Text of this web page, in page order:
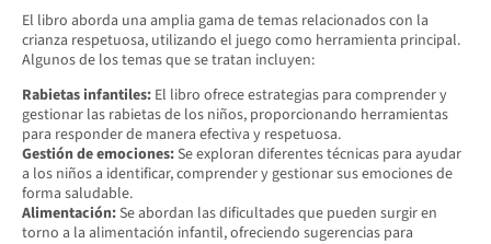
El libro aborda una amplia gama de temas relacionados con la
crianza respetuosa, utilizando el juego como herramienta principal.
Algunos de los temas que se tratan incluyen:
Rabietas infantiles: El libro ofrece estrategias para comprender y
gestionar las rabietas de los niños, proporcionando herramientas
para responder de manera efectiva y respetuosa.
Gestión de emociones:Se exploran diferentes técnicas para ayudar
a los niños a identificar, comprender y gestionar sus emociones de
forma saludable.
Alimentación:Se abordan las dificultades que pueden surgir en
torno a la alimentación infantil, ofreciendo sugerencias para